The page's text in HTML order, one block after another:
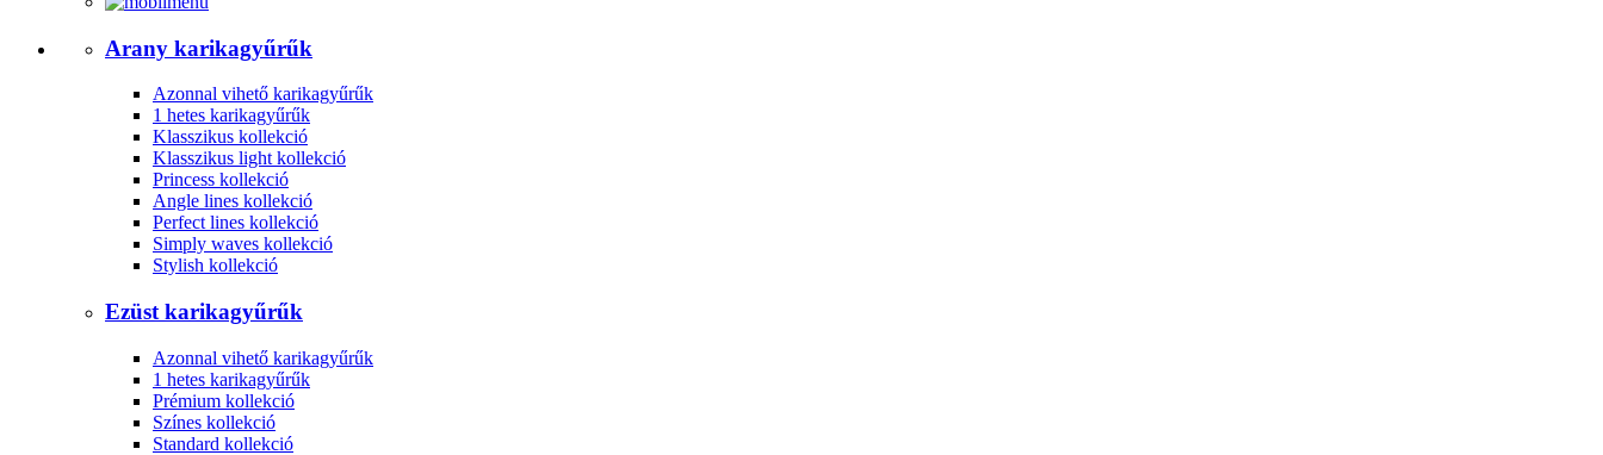
Arany karikagyűrűk
Azonnal vihető karikagyűrűk
1 hetes karikagyűrűk
Klasszikus kollekció
Klasszikus light kollekció
Princess kollekció
Angle lines kollekció
Perfect lines kollekció
Simply waves kollekció
Stylish kollekció
Ezüst karikagyűrűk
Azonnal vihető karikagyűrűk
1 hetes karikagyűrűk
Prémium kollekció
Színes kollekció
Standard kollekció